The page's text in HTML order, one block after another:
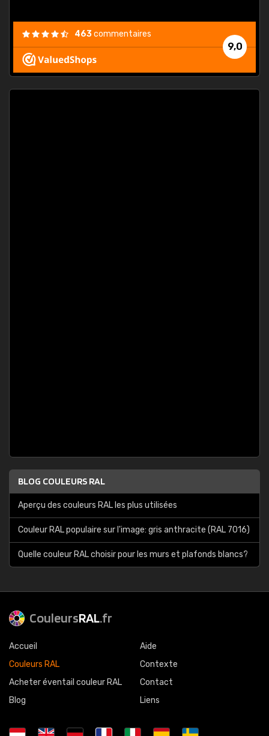
9,0
463commentaires
BLOG COULEURS RAL
Aperçu des couleurs RAL les plus utilisées
Couleur RAL populaire sur l'image: gris anthracite (RAL 7016)
Quelle couleur RAL choisir pour les murs et plafonds blancs?
CouleursRAL.fr
Accueil
Couleurs RAL
Acheter éventail couleur RAL
Blog
Aide
Contexte
Contact
Liens